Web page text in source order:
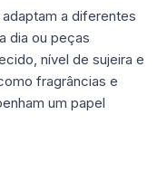
a diferentes
dia ou peças
nível de sujeira e
fragrâncias e
um papel